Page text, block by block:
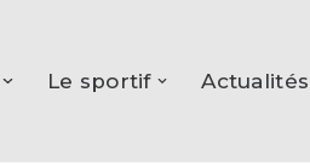
Le sportif Actualités